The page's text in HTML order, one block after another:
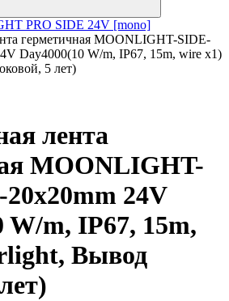
PRO SIDE 24V [mono]
герметичная MOONLIGHT-SIDE-
Day4000(10 W/m, IP67, 15m, wire x1)
5 лет)
лента
MOONLIGHT-
24V
W/m, IP67, 15m,
Вывод